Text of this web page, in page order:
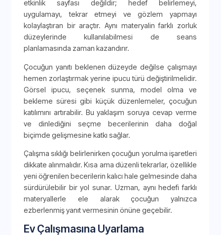
etkinlik sayfası değildir; hedef belirlemeyi,
uygulamayı, tekrar etmeyi ve gözlem yapmayı
kolaylaştıran bir araçtır. Aynı materyalin farklı zorluk
düzeylerinde kullanılabilmesi de seans
planlamasında zaman kazandırır.
Çocuğun yanıtı beklenen düzeyde değilse çalışmayı
hemen zorlaştırmak yerine ipucu türü değiştirilmelidir.
Görsel ipucu, seçenek sunma, model olma ve
bekleme süresi gibi küçük düzenlemeler, çocuğun
katılımını artırabilir. Bu yaklaşım soruya cevap verme
ve dinlediğini seçme becerilerinin daha doğal
biçimde gelişmesine katkı sağlar.
Çalışma sıklığı belirlenirken çocuğun yorulma işaretleri
dikkate alınmalıdır. Kısa ama düzenli tekrarlar, özellikle
yeni öğrenilen becerilerin kalıcı hale gelmesinde daha
sürdürülebilir bir yol sunar. Uzman, aynı hedefi farklı
materyallerle ele alarak çocuğun yalnızca
ezberlenmiş yanıt vermesinin önüne geçebilir.
Ev Çalışmasına Uyarlama